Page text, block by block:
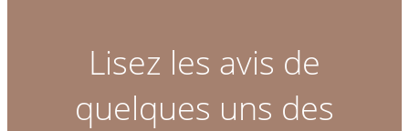
Lisez les avis de
quelques uns des